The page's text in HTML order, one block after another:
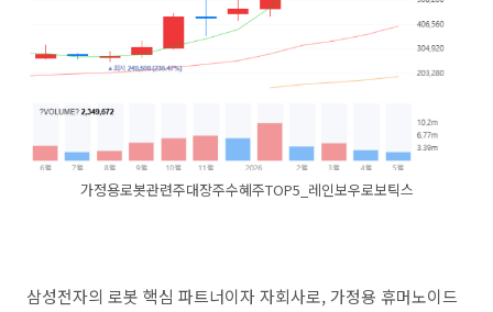
가정용로봇관련주대장주수혜주TOP5_레인보우로보틱스
삼성전자의 로봇 핵심 파트너이자 자회사로, 가정용 휴머노이드